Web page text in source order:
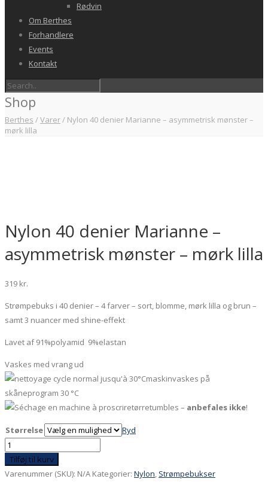
Rødvin
Om Berthes
Forhandlere
Events
Kontakt
Shop
Berthes /Varer/ Nylon 40 denier Marianne – asymmetrisk mønster –
mørk lilla
Nylon 40 denier Marianne –
asymmetrisk mønster – mørk lilla
319 kr.
Strømpebuks i 40 denier – 4 farver – sort, blomme, mørk lilla og brun –
samt 3 nuancer med shine-effekt
Lavet af 91%polyamid 9%elastan
Vaskes med vrang ud
maskinvaskes på
skåneprogram 30 °C
tørretumbles – anbefales ikke!
Størrelse
Ryd
Nylon
40
denier
Tilføj til kurv
Varenummer (SKU): N/A Kategorier: Nylon Strømpebukser